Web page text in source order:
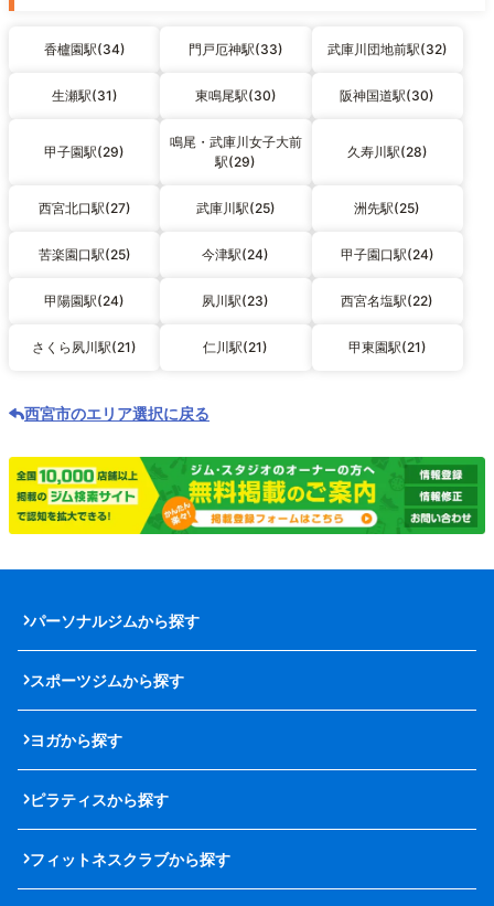
香櫨園駅(34) 門戸厄神駅(33) 武庫川団地前駅(32)
生瀬駅(31) 東鳴尾駅(30) 阪神国道駅(30)
甲子園駅(29)
鳴尾・武庫川女子大前
駅(29)
久寿川駅(28)
西宮北口駅(27) 武庫川駅(25) 洲先駅(25)
苦楽園口駅(25) 今津駅(24) 甲子園口駅(24)
甲陽園駅(24) 夙川駅(23) 西宮名塩駅(22)
さくら夙川駅(21) 仁川駅(21) 甲東園駅(21)
西宮市のエリア選択に戻る
パーソナルジムから探す
スポーツジムから探す
ヨガから探す
ピラティスから探す
フィットネスクラブから探す